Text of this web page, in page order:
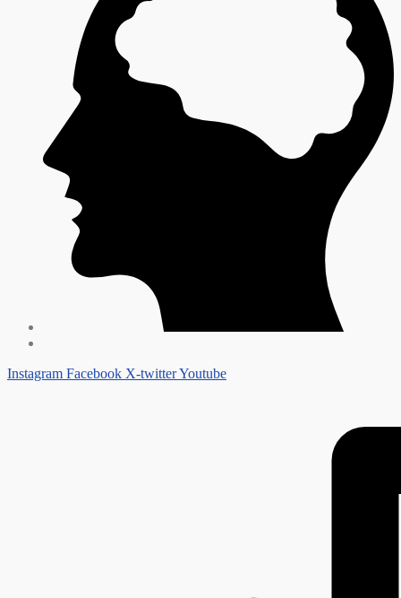
Instagram Facebook X-twitterYoutube